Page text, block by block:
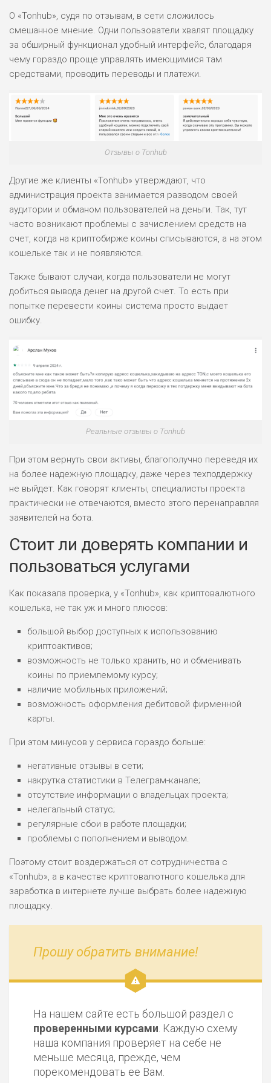
ВСЕМ
ДОХОД: ВЫСОКИЙ
БЮДЖЕТ: ВЫСОКИЙ
ОБЗОР
ЛЮБИТЕЛЯ
М СТАВОК
РИСКИ: СРЕДНИЕ
ПОДОЙДЕТ
РИСКИ: НИЗКИЕ
ДОХОД: НИЗКИЙ
БЮДЖЕТ: НИЗКИЙ
ПОДОЙДЕТ
ВСЕМ
О «Tonhub», судя по отзывам, в сети сложилось
смешанное мнение. Одни пользователи хвалят площадку
за обширный функционал удобный интерфейс, благодаря
чему гораздо проще управлять имеющимися там
средствами, проводить переводы и платежи.
Отзывы о Tonhub
Другие же клиенты «Tonhub» утверждают, что
администрация проекта занимается разводом своей
аудитории и обманом пользователей на деньги. Так, тут
часто возникают проблемы с зачислением средств на
счет, когда на криптобирже коины списываются, а на этом
кошельке так и не появляются.
Также бывают случаи, когда пользователи не могут
добиться вывода денег на другой счет. То есть при
попытке перевести коины система просто выдает
ошибку.
Реальные отзывы о Tonhub
При этом вернуть свои активы, благополучно переведя их
на более надежную площадку, даже через техподдержку
не выйдет. Как говорят клиенты, специалисты проекта
практически не отвечаются, вместо этого перенаправляя
заявителей на бота.
Стоит ли доверять компании и
пользоваться услугами
Как показала проверка, у «Tonhub», как криптовалютного
кошелька, не так уж и много плюсов:
большой выбор доступных к использованию
криптоактивов;
возможность не только хранить, но и обменивать
коины по приемлемому курсу;
наличие мобильных приложений;
возможность оформления дебитовой фирменной
карты.
При этом минусов у сервиса гораздо больше:
негативные отзывы в сети;
накрутка статистики в Телеграм-канале;
отсутствие информации о владельцах проекта;
нелегальный статус;
регулярные сбои в работе площадки;
проблемы с пополнением и выводом.
Поэтому стоит воздержаться от сотрудничества с
«Tonhub», а в качестве криптовалютного кошелька для
заработка в интернете лучше выбрать более надежную
площадку.
Прошу обратить внимание!
На нашем сайте есть большой раздел с
проверенными курсами . Каждую схему
наша компания проверяет на себе не
меньше месяца, прежде, чем
порекомендовать ее Вам.